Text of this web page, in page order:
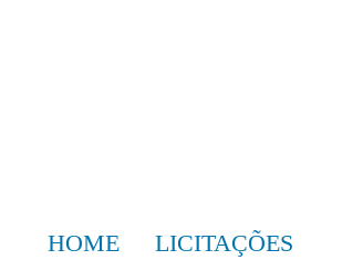
HOME LICITAÇÕES